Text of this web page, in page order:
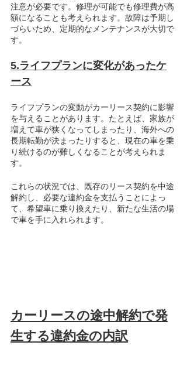
注意が必要です。修理が可能でも修理費が高
額になることも考えられます。故障は予期し
づらいため、定期的なメンテナンスが大切で
す。
5.ライフプランに変化があったケ
ース
ライフプランの変動がカーリース契約に影響
を与えることがあります。たとえば、家族が
増えて車が狭くなってしまったり、海外への
長期転勤が決まったりすると、現在の車を乗
り続けるのが難しくなることが考えられま
す。
これらの状況では、既存のリース契約を中途
解約し、必要な違約金を支払うことによっ
て、希望車に乗り換えたり、新たな生活の場
で車を手に入れられます。
カーリースの途中解約で発
生する違約金の内訳